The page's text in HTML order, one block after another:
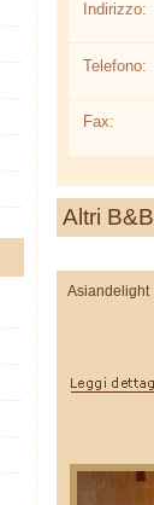
Indirizzo:
Telefono:
Fax:
Altri B&B
Asiandelight